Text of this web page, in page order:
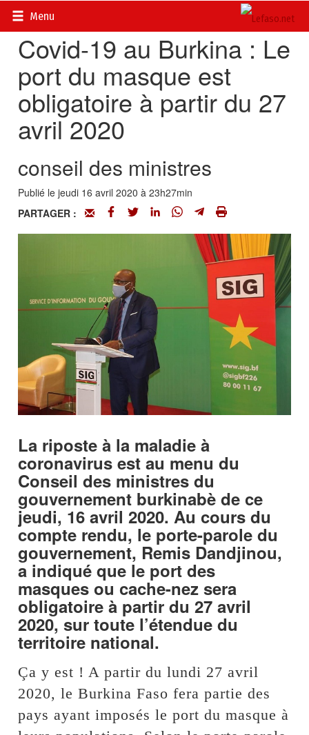
Menu
Accueil>
Covid-19 au Burkina : Le
port du masque est
obligatoire à partir du 27
avril 2020
conseil des ministres
Publié le jeudi 16 avril 2020 à 23h27min
PARTAGER :
La riposte à la maladie à
coronavirus est au menu du
Conseil des ministres du
gouvernement burkinabè de ce
jeudi, 16 avril 2020. Au cours du
compte rendu, le porte-parole du
gouvernement, Remis Dandjinou,
a indiqué que le port des
masques ou cache-nez sera
obligatoire à partir du 27 avril
2020, sur toute l’étendue du
territoire national.
Ça y est ! A partir du lundi 27 avril
2020, le Burkina Faso fera partie des
pays ayant imposés le port du masque à